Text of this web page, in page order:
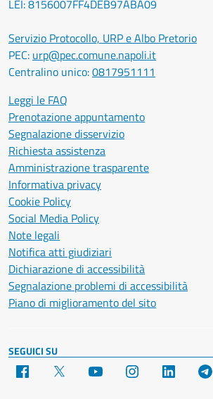
LEI: 8156007FF4DEB97ABA09
Servizio Protocollo, URP e Albo Pretorio
PEC: urp@pec.comune.napoli.it
Centralino unico:0817951111
Leggi le FAQ
Prenotazione appuntamento
Segnalazione disservizio
Richiesta assistenza
Amministrazione trasparente
Informativa privacy
Cookie Policy
Social Media Policy
Note legali
Notifica atti giudiziari
Dichiarazione di accessibilità
Segnalazione problemi di accessibilità
Piano di miglioramento del sito
SEGUICI SU
Facebook YouTube Instagram LinkedIn